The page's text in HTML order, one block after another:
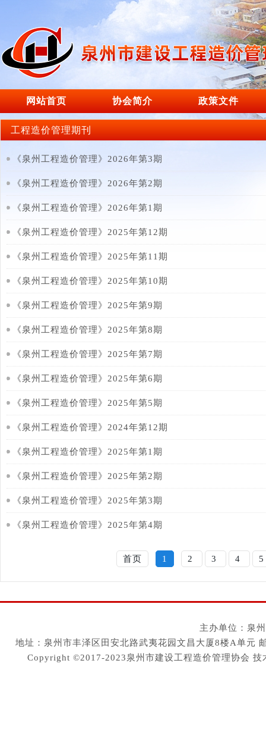
网站首页 协会简介 政策文件
工程造价管理期刊
《泉州工程造价管理》2026年第3期
《泉州工程造价管理》2026年第2期
《泉州工程造价管理》2026年第1期
《泉州工程造价管理》2025年第12期
《泉州工程造价管理》2025年第11期
《泉州工程造价管理》2025年第10期
《泉州工程造价管理》2025年第9期
《泉州工程造价管理》2025年第8期
《泉州工程造价管理》2025年第7期
《泉州工程造价管理》2025年第6期
《泉州工程造价管理》2025年第5期
《泉州工程造价管理》2024年第12期
《泉州工程造价管理》2025年第1期
《泉州工程造价管理》2025年第2期
《泉州工程造价管理》2025年第3期
《泉州工程造价管理》2025年第4期
首页 1 2 3 4
主办单位：泉
地址：泉州市丰泽区田安北路武夷花园文昌大厦8楼A单元
Copyright ©2017-2023泉州市建设工程造价管理协会 技